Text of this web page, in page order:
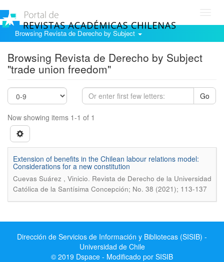
Browsing Revista de Derecho by Subject
Browsing Revista de Derecho by Subject
"trade union freedom"
Go
Now showing items 1-1 of 1
Extension of benefits in the Chilean labour relations model:
Considerations for a new constitution
Cuevas Suárez , Vinicio. Revista de Derecho de la Universidad
Católica de la Santísima Concepción; No. 38 (2021); 113-137
Dirección de Servicios de Información y Bibliotecas (SISIB) -
Universidad de Chile
© 2019 Dspace - Modificado por SISIB